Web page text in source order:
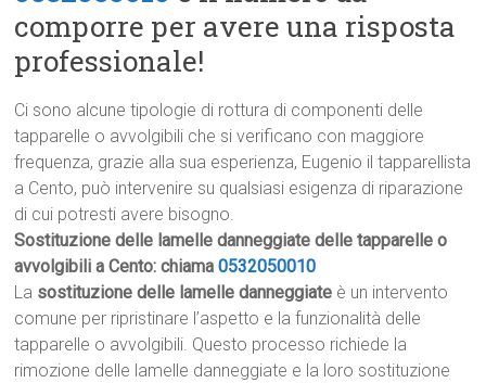
comporre per avere una risposta
professionale!
Ci sono alcune tipologie di rottura di componenti delle
tapparelle o avvolgibili che si verificano con maggiore
frequenza, grazie alla sua esperienza, Eugenio il tapparellista
a Cento, può intervenire su qualsiasi esigenza di riparazione
di cui potresti avere bisogno.
Sostituzione delle lamelle danneggiate delle tapparelle o
avvolgibili a Cento: chiama0532050010
La sostituzione delle lamelle danneggiate è un intervento
comune per ripristinare l’aspetto e la funzionalità delle
tapparelle o avvolgibili. Questo processo richiede la
rimozione delle lamelle danneggiate e la loro sostituzione